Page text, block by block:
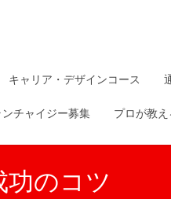
キャリア・デザインコース
ンチャイジー募集 プロが教
のコツ